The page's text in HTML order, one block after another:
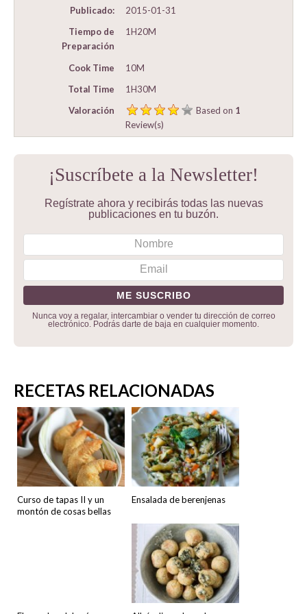
Publicado:
2015-01-31
Tiempo de
Preparación
1H20M
Cook Time
10M
Total Time
1H30M
Valoración
Based on 1
Review(s)
¡Suscríbete a la Newsletter!
Regístrate ahora y recibirás todas las nuevas
publicaciones en tu buzón.
Nunca voy a regalar, intercambiar o vender tu dirección de correo
electrónico. Podrás darte de baja en cualquier momento.
RECETAS RELACIONADAS
Curso de tapas II y un
montón de cosas bellas
Ensalada de berenjenas